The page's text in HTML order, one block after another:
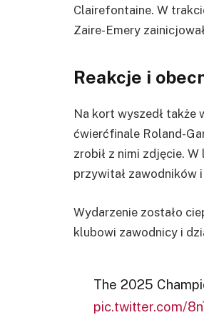
Clairefontaine. W
Zaire-Emery
Reakcje i
Na kort wyszedł także
ćwierćfinale Roland-
zrobił z nimi zdjęcie.
przywitał zawodników
Wydarzenie zostało
klubowi zawodnicy i
The 2025
pic.twitter.com/